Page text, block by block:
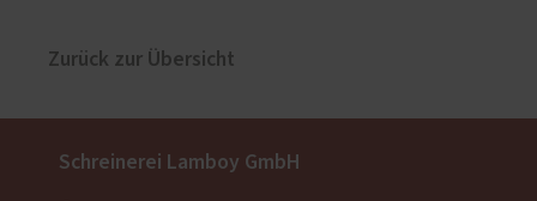
Zurück zur Übersicht
Schreinerei Lamboy GmbH